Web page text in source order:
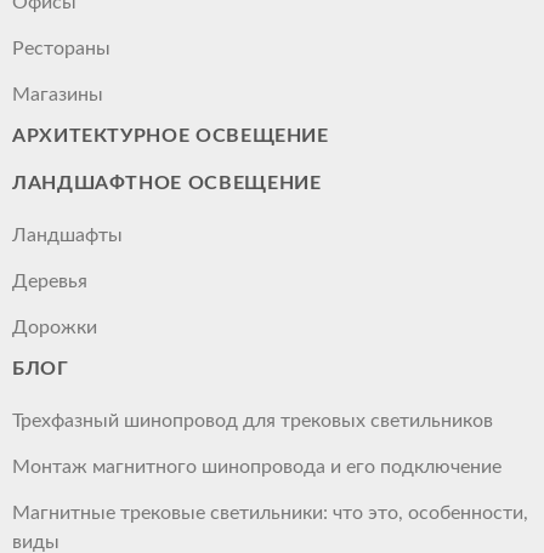
Рестораны
Магазины
АРХИТЕКТУРНОЕ ОСВЕЩЕНИЕ
ЛАНДШАФТНОЕ ОСВЕЩЕНИЕ
Ландшафты
Деревья
Дорожки
БЛОГ
Трехфазный шинопровод для трековых светильников
Монтаж магнитного шинопровода и его подключение
Магнитные трековые светильники: что это, особенности,
виды